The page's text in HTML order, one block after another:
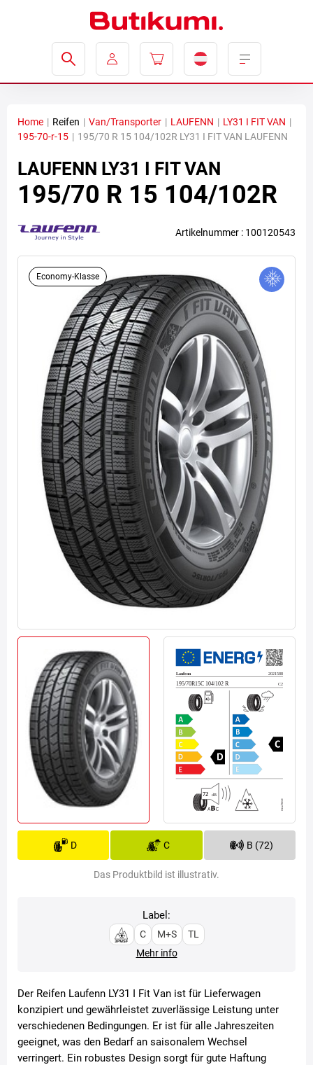
Economy-Klasse
D C B (72)
Das Produktbild ist illustrativ.
Home | Reifen | Van/Transporter | LAUFENN | LY31 I FIT VAN |
195-70-r-15 | 195/70 R 15 104/102R LY31 I FIT VAN LAUFENN
LAUFENN LY31 I FIT VAN
195/70 R 15 104/102R
Artikelnummer : 100120543
Label:
C M+S
TL
Mehr info
Der Reifen Laufenn LY31 I Fit Van ist für Lieferwagen
konzipiert und gewährleistet zuverlässige Leistung unter
verschiedenen Bedingungen. Er ist für alle Jahreszeiten
geeignet, was den Bedarf an saisonalem Wechsel
verringert. Ein robustes Design sorgt für gute Haftung